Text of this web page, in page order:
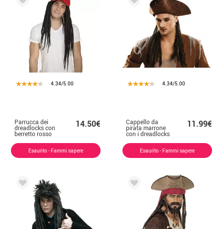
4.34/5.00
Parrucca dei
dreadlocks con
berretto rosso
14.50€
Esaurito - Fammi sapere
4.34/5.00
Cappello da
pirata marrone
con i dreadlocks
11.99€
Esaurito - Fammi sapere